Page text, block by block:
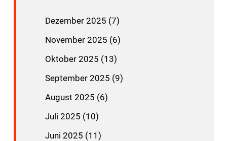
Dezember 2025 (7)
November 2025 (6)
Oktober 2025 (13)
September 2025 (9)
August 2025 (6)
Juli 2025 (10)
Juni 2025 (11)